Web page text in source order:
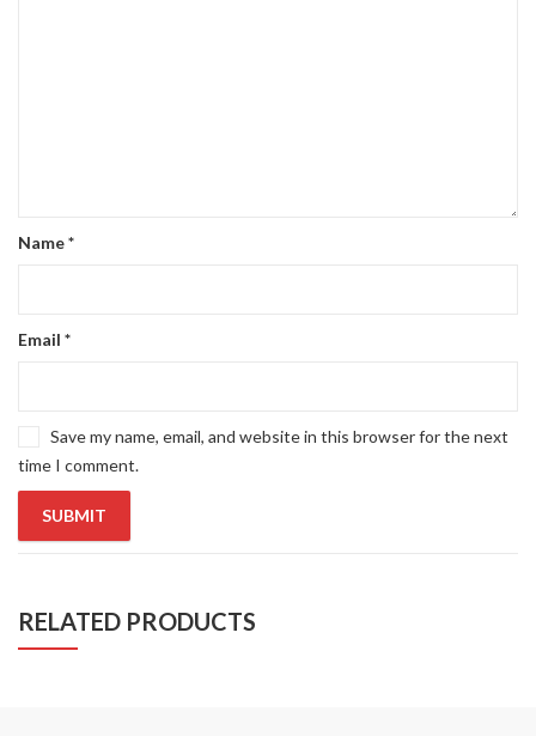
Name*
Email *
Save my name, email, and website in this browser for the next
time I comment.
RELATED PRODUCTS